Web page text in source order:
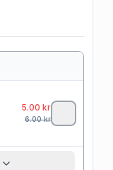
5.00 kr
6.00kr